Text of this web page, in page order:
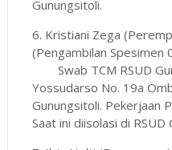
Gunungsitoli.
6. Kristiani Zega
(Pengambilan Spesimen
Swab TCM RSUD
Yossudarso No. 19a
Gunungsitoli. Pekerjaan
Saat ini diisolasi di RSUD